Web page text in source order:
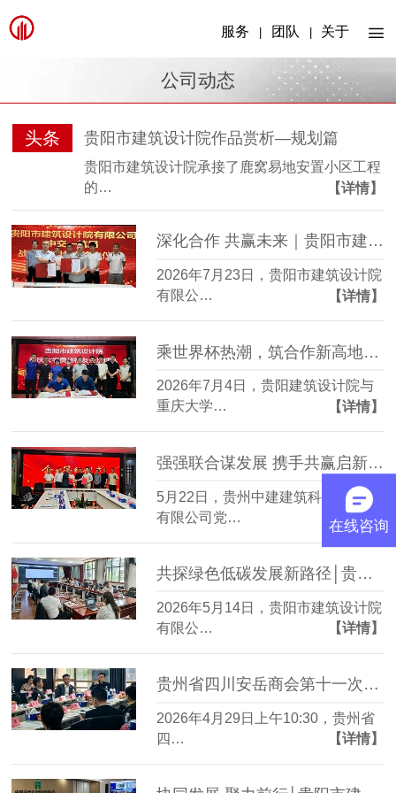
服务 团队 关于
公司动态
头条 贵阳市建筑设计院作品赏析—规划篇
贵阳市建筑设计院承接了鹿窝易地安置小区工程
的…
【详情】
深化合作 共赢未来｜贵阳市建筑设计院与中交一航局签署战略合作协议
2026年7月23日，贵阳市建筑设计院
有限公…
【详情】
乘世界杯热潮，筑合作新高地│贵阳市建筑设计院与重庆大学贵州校友足球队友谊赛及沟通会圆满举行
2026年7月4日，贵阳建筑设计院与
重庆大学…
【详情】
强强联合谋发展 携手共赢启新篇│贵阳市建筑设计院与贵州中建建筑科研设计院成功签订战略合作协议
5月22日，贵州中建建筑科研设计院
有限公司党…
【详情】
共探绿色低碳发展新路径│贵阳市建筑设计院与贵州中建科研院达成零碳园区战略合作
2026年5月14日，贵阳市建筑设计院
有限公…
【详情】
贵州省四川安岳商会第十一次理事会在贵阳市建筑设计院隆重召开
2026年4月29日上午10:30，贵州省
四…
【详情】
在线咨询